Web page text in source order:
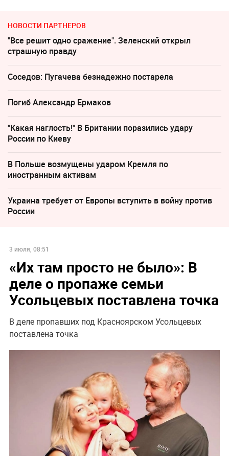
НОВОСТИ ПАРТНЕРОВ
"Все решит одно сражение". Зеленский открыл
страшную правду
Соседов: Пугачева безнадежно постарела
Погиб Александр Ермаков
"Какая наглость!" В Британии поразились удару
России по Киеву
В Польше возмущены ударом Кремля по
иностранным активам
Украина требует от Европы вступить в войну против
России
3 июля, 08:51
«Их там просто не было»: В
деле о пропаже семьи
Усольцевых поставлена точка
В деле пропавших под Красноярском Усольцевых
поставлена точка